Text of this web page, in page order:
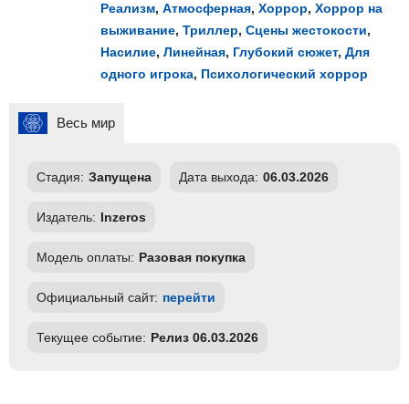
Реализм, Атмосферная, Хоррор, Хоррор на
выживание, Триллер, Сцены жестокости,
Насилие, Линейная, Глубокий сюжет, Для
одного игрока, Психологический хоррор
Весь мир
Стадия: Запущена Дата выхода: 06.03.2026
Издатель: Inzeros
Модель оплаты: Разовая покупка
Официальный сайт: перейти
Текущее событие: Релиз 06.03.2026